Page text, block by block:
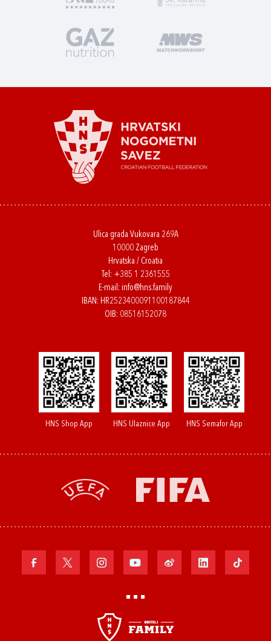
Ulica grada Vukovara 269A
10000 Zagreb
Hrvatska / Croatia
Tel: +385 1 2361555
E-mail: info@hns.family
IBAN: HR2523400091100187844
OIB: 08516152078
HNS Shop App HNS Ulaznice App HNS Semafor App